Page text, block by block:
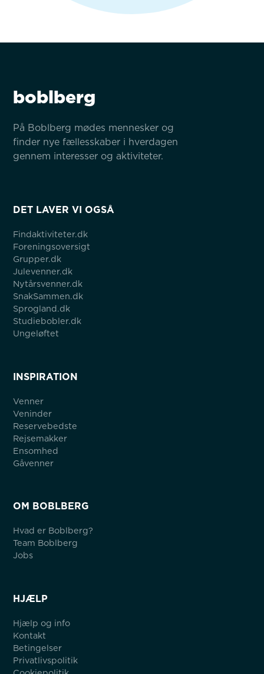
boblberg
På Boblberg mødes mennesker og
finder nye fællesskaber i hverdagen
gennem interesser og aktiviteter.
DET LAVER VI OGSÅ
Findaktiviteter.dk
Foreningsoversigt
Grupper.dk
Julevenner.dk
Nytårsvenner.dk
SnakSammen.dk
Sprogland.dk
Studiebobler.dk
Ungeløftet
INSPIRATION
Venner
Veninder
Reservebedste
Rejsemakker
Ensomhed
Gåvenner
OM BOBLBERG
Hvad er Boblberg?
Team Boblberg
Jobs
HJÆLP
Hjælp og info
Kontakt
Betingelser
Privatlivspolitik